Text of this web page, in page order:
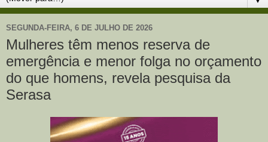
SEGUNDA-FEIRA, 6 DE JULHO DE 2026
Mulheres têm menos reserva de
emergência e menor folga no orçamento
do que homens, revela pesquisa da
Serasa